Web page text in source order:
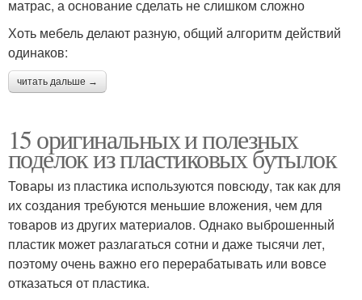
матрас, а основание сделать не слишком сложно
Хоть мебель делают разную, общий алгоритм действий
одинаков:
читать дальше →
15 оригинальных и полезных
поделок из пластиковых бутылок
Товары из пластика используются повсюду, так как для
их создания требуются меньшие вложения, чем для
товаров из других материалов. Однако выброшенный
пластик может разлагаться сотни и даже тысячи лет,
поэтому очень важно его перерабатывать или вовсе
отказаться от пластика.